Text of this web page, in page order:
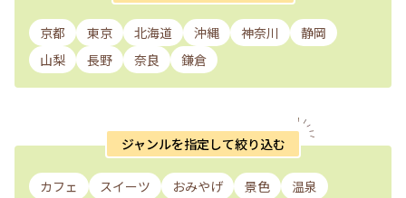
京都 東京 北海道 沖縄 神奈川
静岡
山梨
長野 奈良 鎌倉
ジャンルを指定して絞り込む
カフェ スイーツ おみやげ 景色
温泉